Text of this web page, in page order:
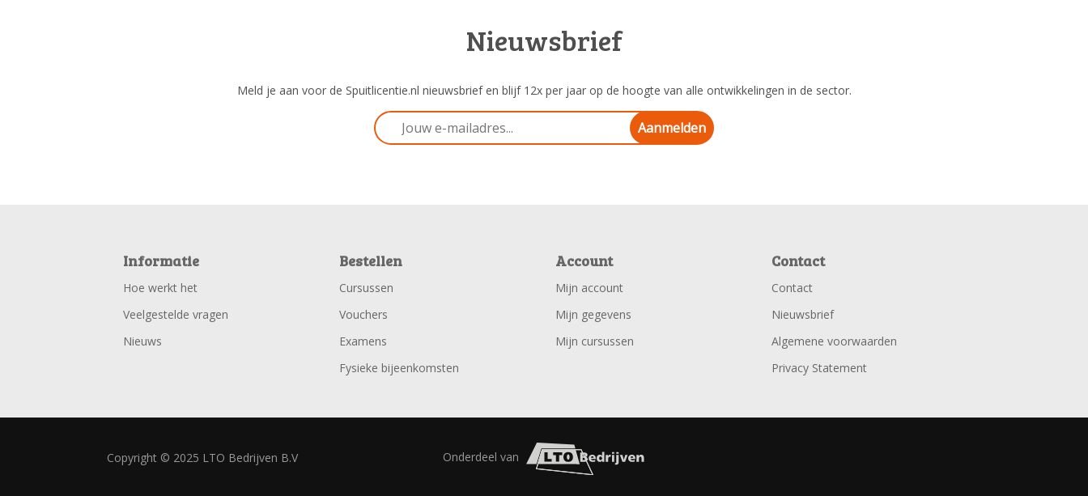
Nieuwsbrief
Meld je aan voor de Spuitlicentie.nl nieuwsbrief en blijf 12x per jaar op de hoogte van alle ontwikkelingen in de sector.
Aanmelden
Informatie
Hoe werkt het
Veelgestelde vragen
Nieuws
Bestellen
Cursussen
Vouchers
Examens
Fysieke bijeenkomsten
Account
Mijn account
Mijn gegevens
Mijn cursussen
Contact
Contact
Nieuwsbrief
Algemene voorwaarden
Privacy Statement
Onderdeel van
Copyright © 2025 LTO Bedrijven B.V